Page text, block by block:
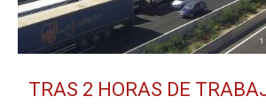
TRAS 2 HORAS DE